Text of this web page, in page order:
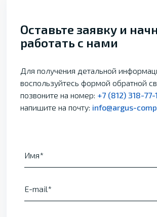
Оставьте заявку и
работать с нами
Для получения детальной
воспользуйтесь формой обратной
позвоните на номер: +7 (812) 318-77-
напишите на почту: info@argus-
Имя
E-mail